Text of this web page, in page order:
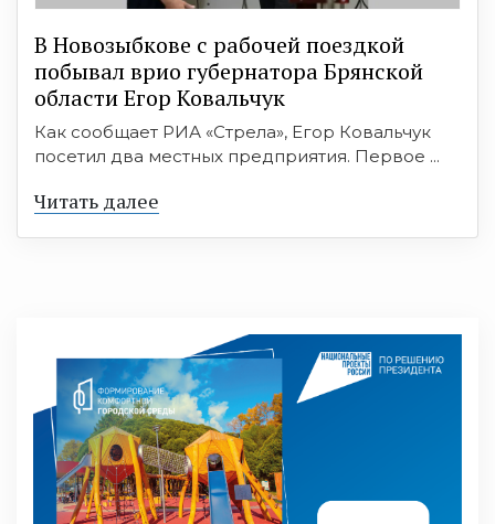
В Новозыбкове с рабочей поездкой
побывал врио губернатора Брянской
области Егор Ковальчук
Как сообщает РИА «Стрела», Егор Ковальчук
посетил два местных предприятия. Первое ...
Читать далее